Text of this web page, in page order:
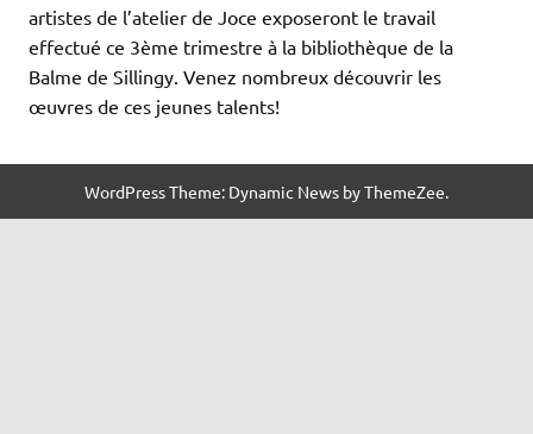
artistes de l’atelier de Joce exposeront le travail
effectué ce 3ème trimestre à la bibliothèque de la
Balme de Sillingy. Venez nombreux découvrir les
œuvres de ces jeunes talents!
WordPress Theme: Dynamic News by ThemeZee.